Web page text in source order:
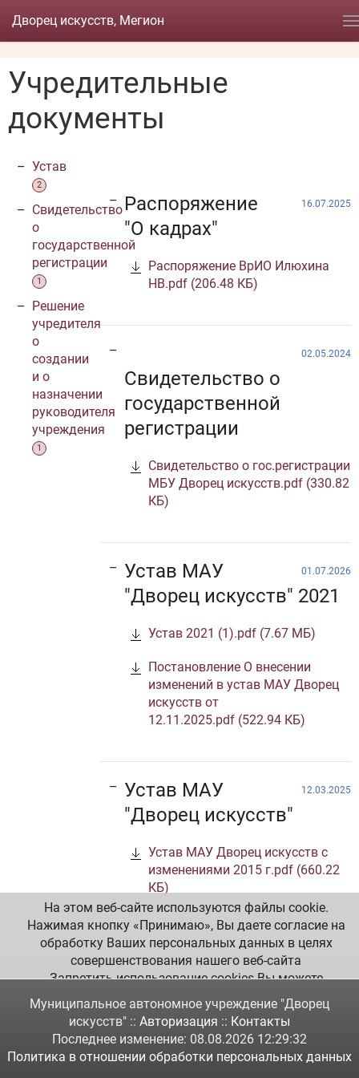
Дворец искусств, Мегион
Учредительные
документы
Устав
2
Свидетельство
о
государственной
регистрации
1
Решение
учредителя
о
создании
и о
назначении
руководителя
учреждения
1
16.07.2025
Распоряжение
"О кадрах"
Распоряжение ВрИО Илюхина
НВ.pdf (206.48 КБ)
02.05.2024
Свидетельство о
государственной
регистрации
Свидетельство о гос.регистрации
МБУ Дворец искусств.pdf (330.82
КБ)
01.07.2026
Устав МАУ
"Дворец искусств" 2021
Устав 2021 (1).pdf (7.67 МБ)
Постановление О внесении
изменений в устав МАУ Дворец
искусств от
12.11.2025.pdf (522.94 КБ)
12.03.2025
Устав МАУ
"Дворец искусств"
Устав МАУ Дворец искусств с
изменениями 2015 г.pdf (660.22
КБ)
Муниципальное автономное учреждение "Дворец
искусств" :: Авторизация :: Контакты
Последнее изменение: 08.08.2026 12:29:32
Политика в отношении обработки персональных данных
На этом веб-сайте используются файлы cookie.
Нажимая кнопку «Принимаю», Вы даете согласие на
обработку Ваших персональных данных в целях
совершенствования нашего веб-сайта
Запретить использование cookies Вы можете
самостоятельно в настройках Вашего браузера.
ЧИТАТЬ
ПОЛНОСТЬЮ,